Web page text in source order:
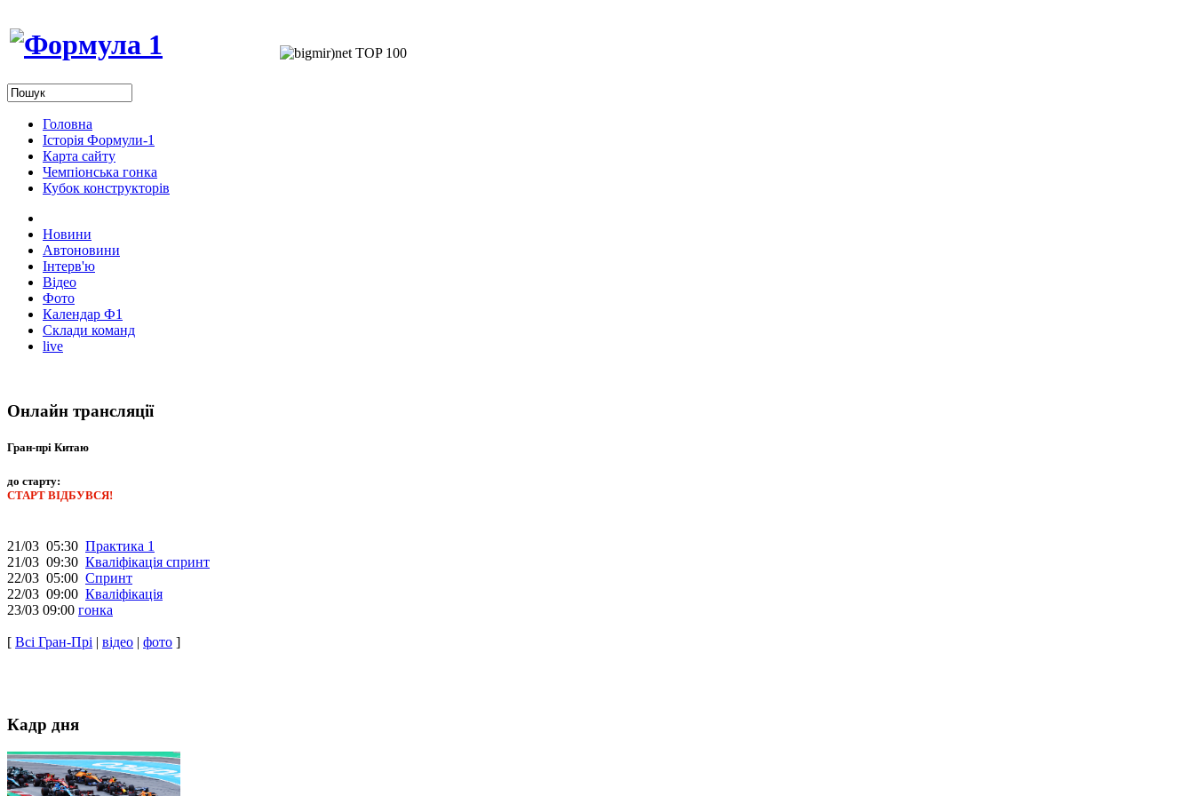
Головна
Історія Формули-1
Карта сайту
Чемпіонська гонка
Кубок конструкторів
Новини
Автоновини
Інтерв'ю
Відео
Фото
Календар Ф1
Склади команд
live
Онлайн трансляції
Гран-прі Китаю
до старту:
СТАРТ ВІДБУВСЯ!
21/03 05:30 Практика 1
21/03 09:30 Кваліфікація спринт
22/03 05:00 Спринт
22/03 09:00 Кваліфікація
23/03 09:00 гонка
[ Всі Гран-Прі | відео | фото ]
Кадр дня